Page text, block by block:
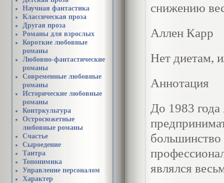
Научная фантастика
Классическая проза
Другая проза
Романы для взрослых
Короткие любовные
романы
Любовно-фантастические
романы
Современные любовные
романы
Исторические любовные
романы
Контркультура
Остросюжетные
любовные романы
Счастье
Сыроедение
Тантра
Топонимика
Управление персоналом
Характер
снижению
Аллен Карр
Нет диетам,
Аннотация
До 1983
большинство
являлся